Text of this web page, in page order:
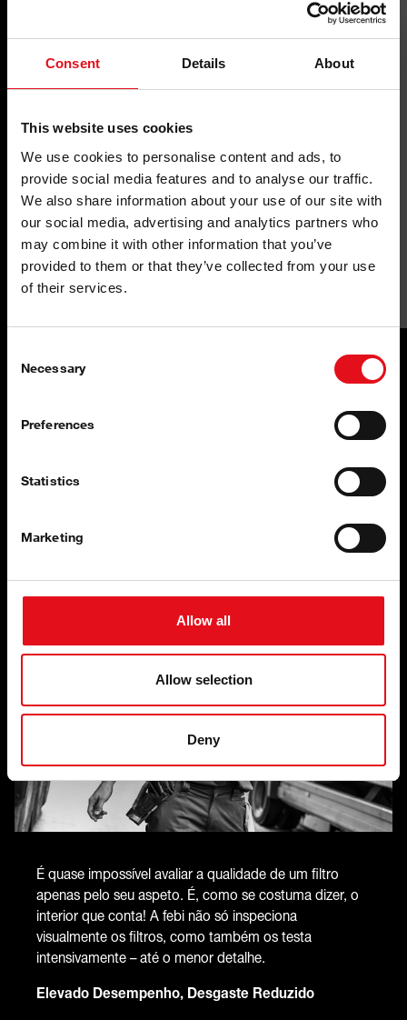
Consent Details About
This website uses cookies
We use cookies to personalise content and ads, to
provide social media features and to analyse our traffic.
We also share information about your use of our site with
our social media, advertising and analytics partners who
may combine it with other information that you’ve
provided to them or that they’ve collected from your use
of their services.
Selection
Necessary
Preferences
Statistics
Marketing
Allow all
Allow selection
Deny
Pack de manutenção
Filtros -
Onde Cada Pequeno Detalhe
É quase impossível avaliar a qualidade de um filtro
apenas pelo seu aspeto. É, como se costuma dizer, o
interior que conta! A febi não só inspeciona
visualmente os filtros, como também os testa
intensivamente – até o menor detalhe.
Elevado Desempenho, Desgaste Reduzido